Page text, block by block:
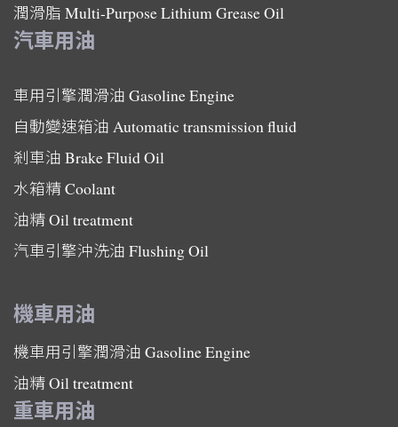
潤滑脂 Multi-Purpose Lithium Grease Oil
汽車用油
車用引擎潤滑油 Gasoline Engine
自動變速箱油 Automatic transmission fluid
剎車油 Brake Fluid Oil
水箱精Coolant
油精Oil treatment
汽車引擎沖洗油 Flushing Oil
機車用油
機車用引擎潤滑油 Gasoline Engine
油精Oil treatment
重車用油